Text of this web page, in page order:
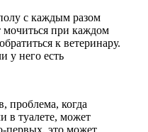
с каждым разом
мочиться при каждом
к ветеринару.
у него есть
проблема, когда
в туалете, может
первых, это может